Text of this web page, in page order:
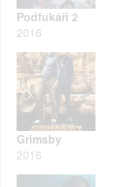
Podfukáři 2
2016
Grimsby
2016